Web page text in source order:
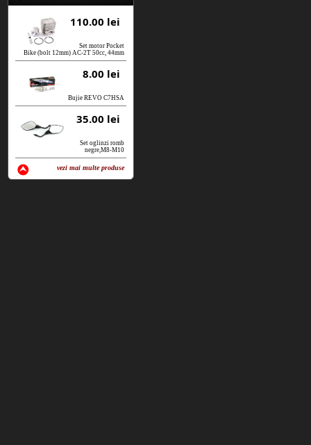
110.00 lei
Set motor Pocket
Bike (bolt 12mm) AC-2T 50cc, 44mm
8.00 lei
Bujie REVO C7HSA
35.00 lei
Set oglinzi romb
negre,M8-M10
vezi mai multe produse
vezi produse